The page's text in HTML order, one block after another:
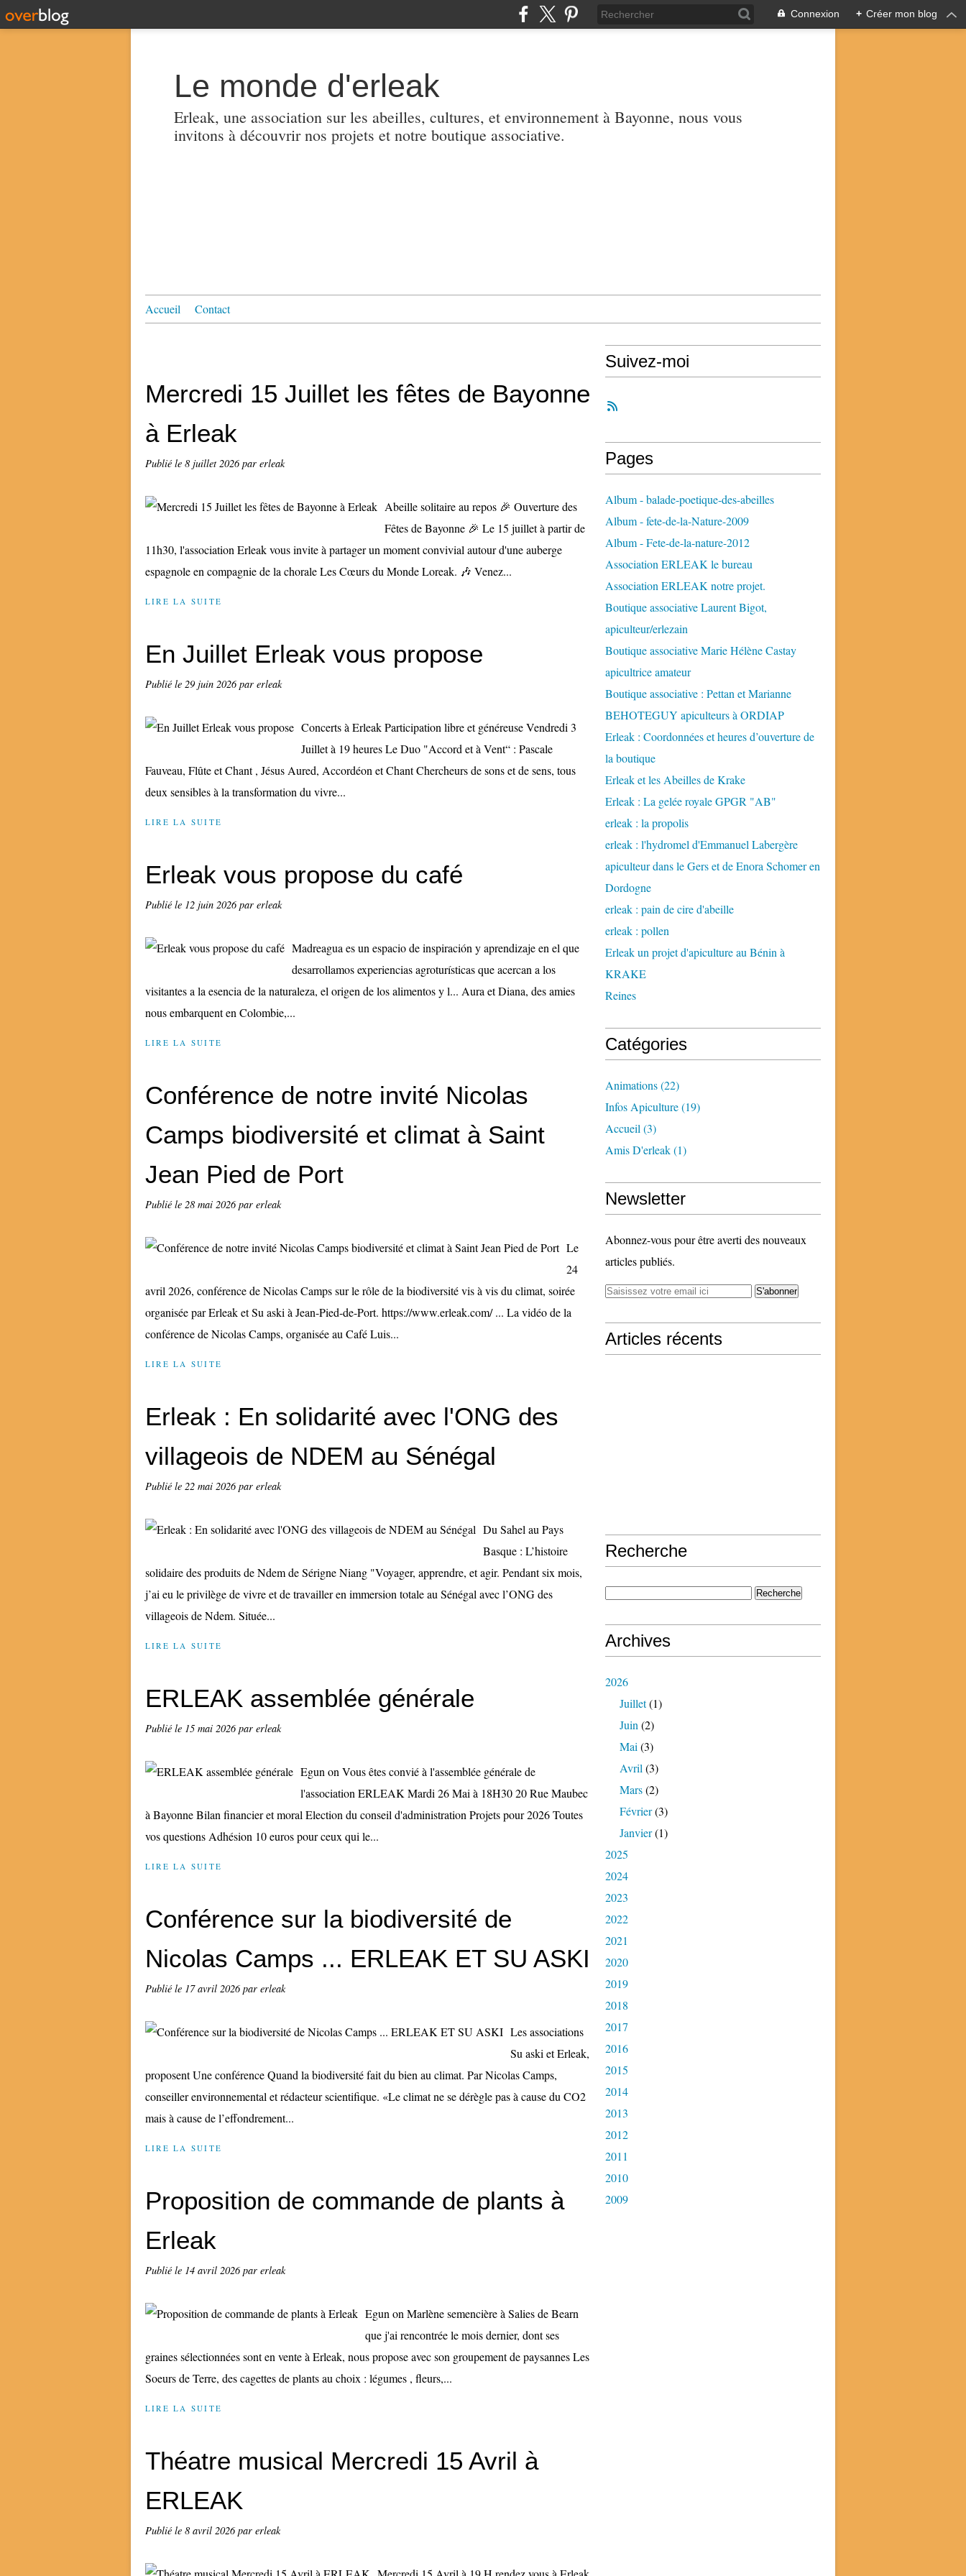
Connexion + Créer mon blog
Le monde d'erleak
Erleak, une association sur les abeilles, cultures, et environnement à Bayonne, nous vous
invitons à découvrir nos projets et notre boutique associative.
Accueil Contact
Mercredi 15 Juillet les fêtes de Bayonne
à Erleak
Publié le 8 juillet 2026par erleak
Abeille solitaire au repos 🎉 Ouverture des
Fêtes de Bayonne 🎉 Le 15 juillet à partir de
11h30, l'association Erleak vous invite à partager un moment convivial autour d'une auberge
espagnole en compagnie de la chorale Les Cœurs du Monde Loreak. 🎶 Venez...
LIRE LA SUITE
En Juillet Erleak vous propose
Publié le 29 juin 2026par erleak
Concerts à Erleak Participation libre et généreuse Vendredi 3
Juillet à 19 heures Le Duo "Accord et à Vent“ : Pascale
Fauveau, Flûte et Chant , Jésus Aured, Accordéon et Chant Chercheurs de sons et de sens, tous
deux sensibles à la transformation du vivre...
LIRE LA SUITE
Erleak vous propose du café
Publié le 12 juin 2026par erleak
Madreagua es un espacio de inspiración y aprendizaje en el que
desarrollamos experiencias agroturísticas que acercan a los
visitantes a la esencia de la naturaleza, el origen de los alimentos y l... Aura et Diana, des amies
nous embarquent en Colombie,...
LIRE LA SUITE
Conférence de notre invité Nicolas
Camps biodiversité et climat à Saint
Jean Pied de Port
Publié le 28 mai 2026par erleak
Le
24
avril 2026, conférence de Nicolas Camps sur le rôle de la biodiversité vis à vis du climat, soirée
organisée par Erleak et Su aski à Jean-Pied-de-Port. https://www.erleak.com/ ... La vidéo de la
conférence de Nicolas Camps, organisée au Café Luis...
LIRE LA SUITE
Erleak : En solidarité avec l'ONG des
villageois de NDEM au Sénégal
Publié le 22 mai 2026par erleak
Du Sahel au Pays
Basque : L’histoire
solidaire des produits de Ndem de Sérigne Niang "Voyager, apprendre, et agir. Pendant six mois,
j’ai eu le privilège de vivre et de travailler en immersion totale au Sénégal avec l’ONG des
villageois de Ndem. Située...
LIRE LA SUITE
ERLEAK assemblée générale
Publié le 15 mai 2026par erleak
Egun on Vous êtes convié à l'assemblée générale de
l'association ERLEAK Mardi 26 Mai à 18H30 20 Rue Maubec
à Bayonne Bilan financier et moral Election du conseil d'administration Projets pour 2026 Toutes
vos questions Adhésion 10 euros pour ceux qui le...
LIRE LA SUITE
Conférence sur la biodiversité de
Nicolas Camps ... ERLEAK ET SU ASKI
Publié le 17 avril 2026par erleak
Les associations
Su aski et Erleak,
proposent Une conférence Quand la biodiversité fait du bien au climat. Par Nicolas Camps,
conseiller environnemental et rédacteur scientifique. «Le climat ne se dérègle pas à cause du CO2
mais à cause de l’effondrement...
LIRE LA SUITE
Proposition de commande de plants à
Erleak
Publié le 14 avril 2026par erleak
Egun on Marlène semencière à Salies de Bearn
que j'ai rencontrée le mois dernier, dont ses
graines sélectionnées sont en vente à Erleak, nous propose avec son groupement de paysannes Les
Soeurs de Terre, des cagettes de plants au choix : légumes , fleurs,...
LIRE LA SUITE
Théatre musical Mercredi 15 Avril à
ERLEAK
Publié le 8 avril 2026par erleak
Suivez-moi
Pages
Album - balade-poetique-des-abeilles
Album - fete-de-la-Nature-2009
Album - Fete-de-la-nature-2012
Association ERLEAK le bureau
Association ERLEAK notre projet.
Boutique associative Laurent Bigot,
apiculteur/erlezain
Boutique associative Marie Hélène Castay
apicultrice amateur
Boutique associative : Pettan et Marianne
BEHOTEGUY apiculteurs à ORDIAP
Erleak : Coordonnées et heures d’ouverture de
la boutique
Erleak et les Abeilles de Krake
Erleak : La gelée royale GPGR "AB"
erleak : la propolis
erleak : l'hydromel d'Emmanuel Labergère
apiculteur dans le Gers et de Enora Schomer en
Dordogne
erleak : pain de cire d'abeille
erleak : pollen
Erleak un projet d'apiculture au Bénin à
KRAKE
Reines
Catégories
Animations(22)
Infos Apiculture(19)
Accueil (3)
Amis D'erleak(1)
Newsletter
Abonnez-vous pour être averti des nouveaux
articles publiés.
Articles récents
Recherche
Archives
2026
Juillet(1)
Juin (2)
Mai (3)
Avril (3)
Mars(2)
Février(3)
Janvier(1)
2025
2024
2023
2022
2021
2020
2019
2018
2017
2016
2015
2014
2013
2012
2011
2010
2009